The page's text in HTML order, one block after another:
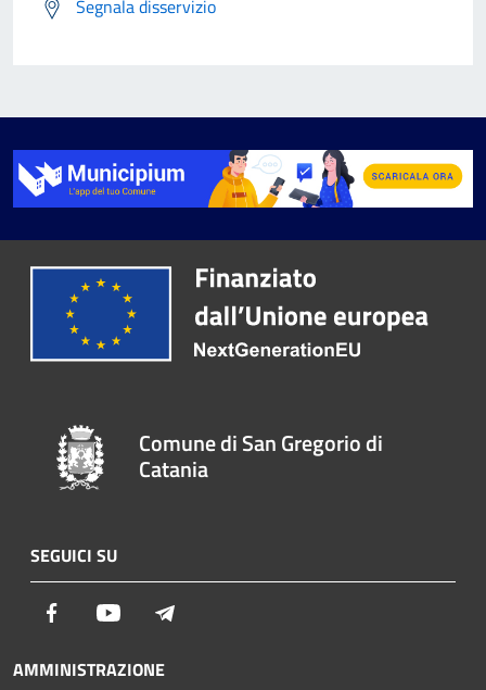
Segnala disservizio
Comune di San Gregorio di
Catania
SEGUICI SU
Facebook Youtube
AMMINISTRAZIONE